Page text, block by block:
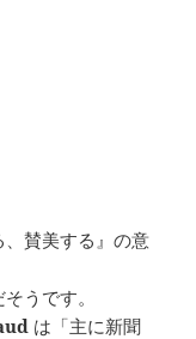
賛美する』の意
うです。
は「主に新聞